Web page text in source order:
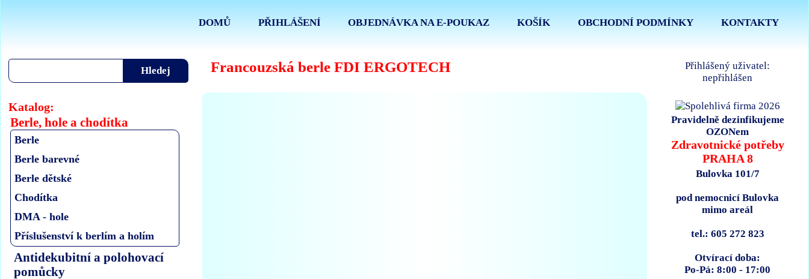
KONTAKTY
OBCHODNÍ PODMÍNKY
KOŠÍK
OBJEDNÁVKA NA E-POUKAZ
PŘIHLÁŠENÍ
DOMŮ
Francouzská berle FDI ERGOTECH
Přihlášený uživatel:
nepřihlášen
Katalog:
Berle, hole a chodítka
Berle
Berle barevné
Berle dětské
Chodítka
DMA - hole
Příslušenství k berlím a holím
Antidekubitní a polohovací
pomůcky
Pravidelně dezinfikujeme
OZONem
Zdravotnické potřeby
PRAHA 8
Bulovka 101/7
pod nemocnicí Bulovka
mimo areál
tel.: 605 272 823
Otvírací doba:
Po-Pá: 8:00 - 17:00